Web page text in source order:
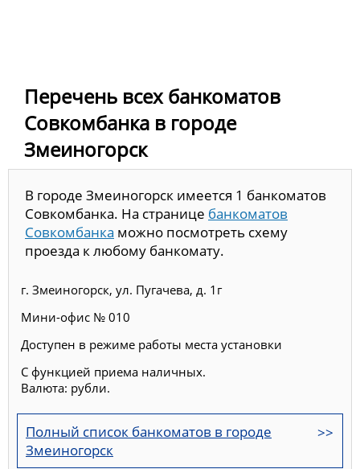
Перечень всех банкоматов
Совкомбанка в городе
Змеиногорск
В городе Змеиногорск имеется 1 банкоматов
Совкомбанка. На странице банкоматов
Совкомбанка можно посмотреть схему
проезда к любому банкомату.
г. Змеиногорск, ул. Пугачева, д. 1г
Мини-офис № 010
Доступен в режиме работы места установки
С функцией приема наличных.
Валюта: рубли.
Полный список банкоматов в городе
Змеиногорск